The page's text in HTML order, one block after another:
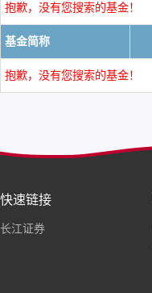
抱歉，没有您搜索的基金！
基金简称
抱歉，没有您搜索的基金！
快速链接
长江证券